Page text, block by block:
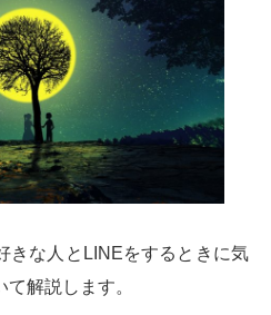
きな人とLINEをするときに気
解説します。